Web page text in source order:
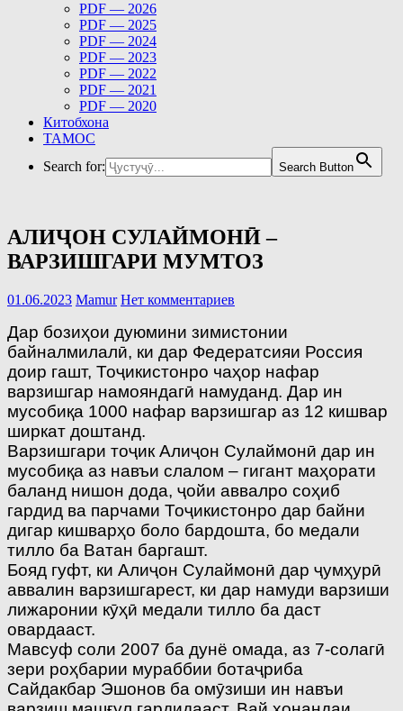
PDF — 2026
PDF — 2025
PDF — 2024
PDF — 2023
PDF — 2022
PDF — 2021
PDF — 2020
Китобхона
ТАМОС
Search for:
Search Button
АЛИҶОН СУЛАЙМОНӢ –
ВАРЗИШГАРИ МУМТОЗ
01.06.2023 Mamur Нет комментариев
Дар бозиҳои дуюмини зимистонии
байналмилалӣ, ки дар Федератсияи Россия
доир гашт, Тоҷикистонро чаҳор нафар
варзишгар намояндагӣ намуданд. Дар ин
мусобиқа 1000 нафар варзишгар аз 12 кишвар
ширкат доштанд.
Варзишгари тоҷик Алиҷон Сулаймонӣ дар ин
мусобиқа аз навъи слалом – гигант маҳорати
баланд нишон дода, ҷойи аввалро соҳиб
гардид ва парчами Тоҷикистонро дар байни
дигар кишварҳо боло бардошта, бо медали
тилло ба Ватан баргашт.
Бояд гуфт, ки Алиҷон Сулаймонӣ дар ҷумҳурӣ
аввалин варзишгарест, ки дар намуди варзиши
лижаронии кӯҳӣ медали тилло ба даст
овардааст.
Мавсуф соли 2007 ба дунё омада, аз 7-солагӣ
зери роҳбарии мураббии ботаҷриба
Сайдакбар Эшонов ба омӯзиши ин навъи